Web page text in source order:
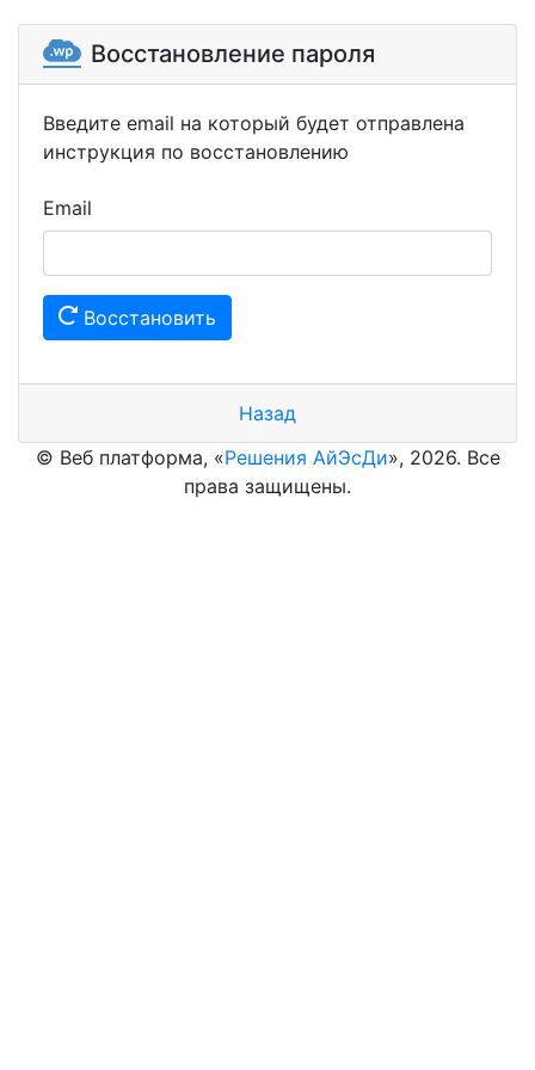
Восстановление пароля
Введите email на который будет отправлена
инструкция по восстановлению
Email
Восстановить
Назад
© Веб платформа, «Решения АйЭсДи», 2026. Все
права защищены.